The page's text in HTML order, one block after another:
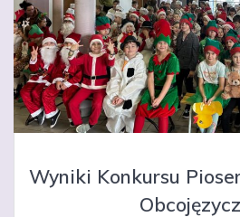
Wyniki Konkursu